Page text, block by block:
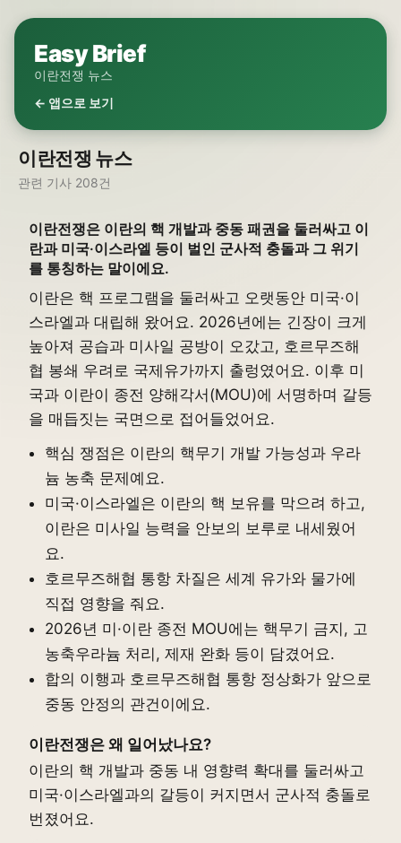
Easy Brief
이란전쟁 뉴스
← 앱으로 보기
이란전쟁 뉴스
관련 기사 208건
이란전쟁은 이란의 핵 개발과 중동 패권을 둘러싸고 이
란과 미국·이스라엘 등이 벌인 군사적 충돌과 그 위기
를 통칭하는 말이에요.
이란은 핵 프로그램을 둘러싸고 오랫동안 미국·이
스라엘과 대립해 왔어요. 2026년에는 긴장이 크게
높아져 공습과 미사일 공방이 오갔고, 호르무즈해
협 봉쇄 우려로 국제유가까지 출렁였어요. 이후 미
국과 이란이 종전 양해각서(MOU)에 서명하며 갈등
을 매듭짓는 국면으로 접어들었어요.
핵심 쟁점은 이란의 핵무기 개발 가능성과 우라
늄 농축 문제예요.
미국·이스라엘은 이란의 핵 보유를 막으려 하고,
이란은 미사일 능력을 안보의 보루로 내세웠어
요.
호르무즈해협 통항 차질은 세계 유가와 물가에
직접 영향을 줘요.
2026년 미·이란 종전 MOU에는 핵무기 금지, 고
농축우라늄 처리, 제재 완화 등이 담겼어요.
합의 이행과 호르무즈해협 통항 정상화가 앞으로
중동 안정의 관건이에요.
이란전쟁은 왜 일어났나요?
이란의 핵 개발과 중동 내 영향력 확대를 둘러싸고
미국·이스라엘과의 갈등이 커지면서 군사적 충돌로
번졌어요.